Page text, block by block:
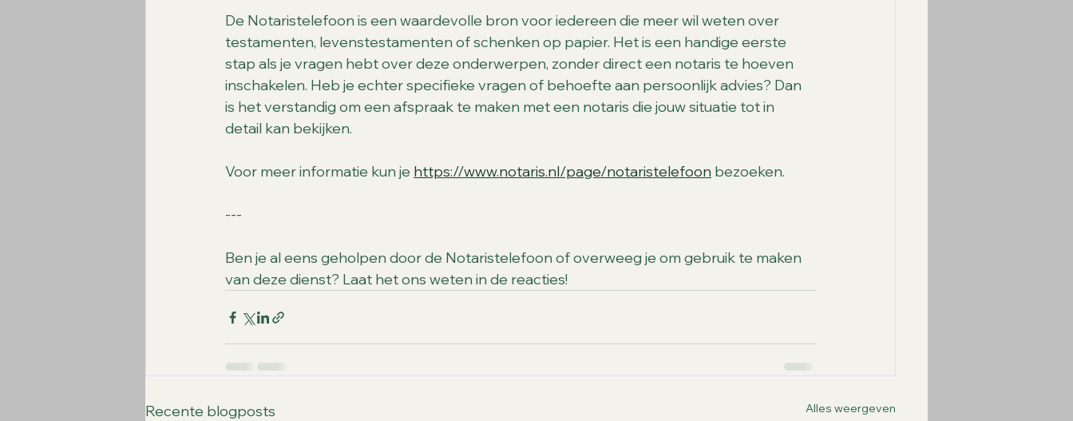
De Notaristelefoon is een waardevolle bron voor iedereen die meer wil weten over
testamenten, levenstestamenten of schenken op papier. Het is een handige eerste
stap als je vragen hebt over deze onderwerpen, zonder direct een notaris te hoeven
inschakelen. Heb je echter specifieke vragen of behoefte aan persoonlijk advies? Dan
is het verstandig om een afspraak te maken met een notaris die jouw situatie tot in
detail kan bekijken.
Voor meer informatie kun je https://www.notaris.nl/page/notaristelefoon bezoeken.
---
Ben je al eens geholpen door de Notaristelefoon of overweeg je om gebruik te maken
van deze dienst? Laat het ons weten in de reacties!
Recente blogposts Alles weergeven